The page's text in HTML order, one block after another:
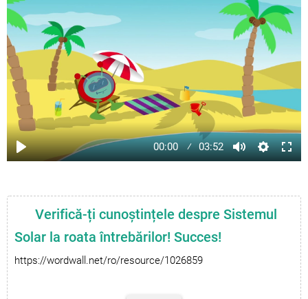
00:00 03:52
Verifică-ți cunoștințele despre Sistemul
Solar la roata întrebărilor! Succes!
https://wordwall.net/ro/resource/1026859